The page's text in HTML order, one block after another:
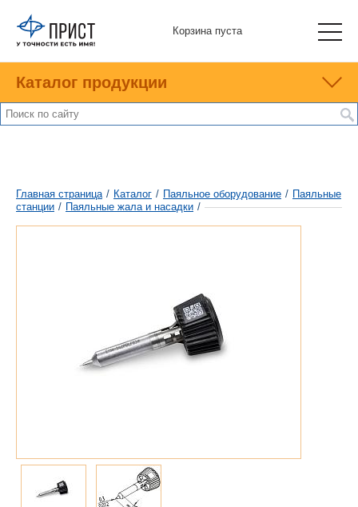
Корзина пуста
Каталог продукции
Главная страница / Каталог / Паяльное оборудование / Паяльные
станции / Паяльные жала и насадки /